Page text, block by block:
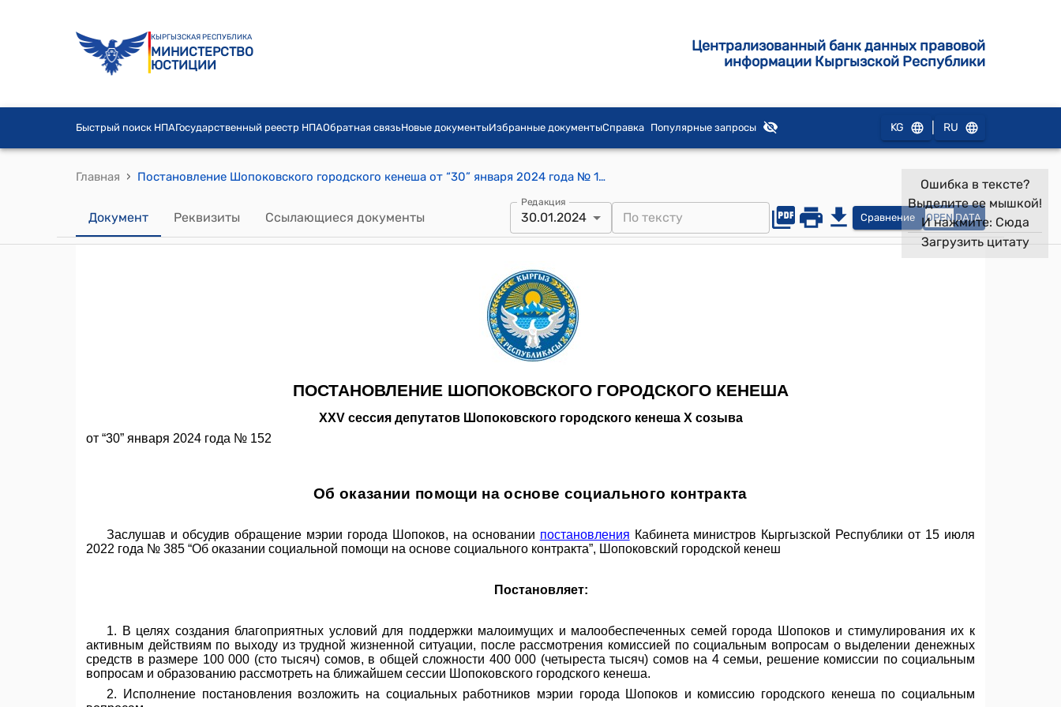
КЫРГЫЗСКАЯ РЕСПУБЛИКА
МИНИСТЕРСТВО
ЮСТИЦИИ
Централизованный банк данных правовой
информации Кыргызской Республики
Быстрый поиск НПАГосударственный реестр НПАОбратная связьНовые документыИзбранные документыСправка Популярные запросы KG RU
Главная › Постановление Шопоковского городского кенеша от “30” января 2024 года № 152"Об оказании помощи на основе социального контракта"
Документ Реквизиты Ссылающиеся документы
Редакция
30.01.2024 Сравнение OPEN DATA
Ошибка в тексте?
Выделите ее мышкой!
И нажмите: Сюда
Загрузить цитату